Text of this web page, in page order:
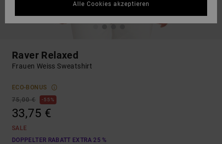
Raver Relaxed
Frauen Weiss Sweatshirt
ECO-BONUS
75,00 €
55%
33,75 €
SALE
DOPPELTER RABATT EXTRA 25 %
Alle Cookies akzeptieren